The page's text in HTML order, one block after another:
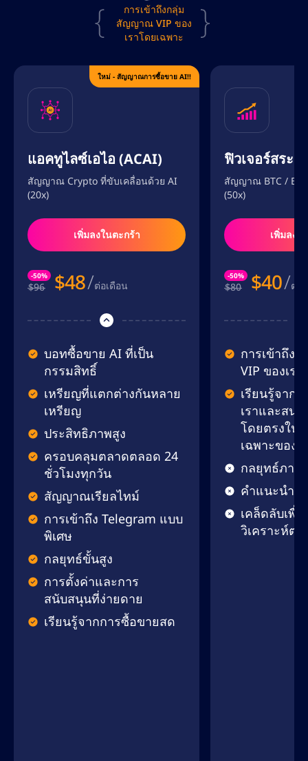
การเข้าถึงกลุ่ม
สัญญาณ VIP ของ
เราโดยเฉพาะ
ใหม่ - สัญญาณการซื้อขาย AI!!
แอคทูไลซ์เอไอ (ACAI)
สัญญาณ Crypto ที่ขับเคลื่อนด้วย AI
(20x)
เพิ่มลงในตะกร้า
-50%
$96 $48/ต่อเดือน
บอทซื้อขาย AI ที่เป็น
กรรมสิทธิ์
เหรียญที่แตกต่างกันหลาย
เหรียญ
ประสิทธิภาพสูง
ครอบคลุมตลาดตลอด 24
ชั่วโมงทุกวัน
สัญญาณเรียลไทม์
การเข้าถึง Telegram แบบ
พิเศษ
กลยุทธ์ขั้นสูง
การตั้งค่าและการ
สนับสนุนที่ง่ายดาย
เรียนรู้จากการซื้อขายสด
ฟิวเจอร์สระดั
สัญญาณ BTC /
(50x)
เพิ่มลงใ
-50%
$80 $40/ต่อ
การเข้าถึง
VIP ของเร
เรียนรู้จาก
เราและสน
โดยตรงใน
เฉพาะของเ
กลยุทธ์ภาย
คำแนะนำแ
เคล็ดลับเพื่
วิเคราะห์ต